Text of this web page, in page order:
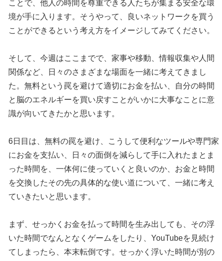
ことで、他人の時間を尊重できる人たちが集まる安全な環
境が手に入ります。そうやって、良いネットワークを買う
ことができるという考え方をイメージしてみてください。
そして、今週はここまでで、家事や移動、情報収集や人間
関係など、日々のさまざまな場面を一緒に考えてきまし
た。無料という罠を避けて適切にお金を払い、自分の時間
と脳のエネルギーを買い戻すことがいかに大事なことに意
識が向いてきたかと思います。
6日目は、無料の罠を避け、こうして便利なツールや専門家
にお金を支払い、日々の面倒を減らして手に入れたまとま
った時間を、一体何に使っていくと良いのか、お金と時間
を交換したその先の具体的な使い道について、一緒に考え
ていきたいと思います。
まず、せっかくお金を払って時間を生み出しても、その浮
いた時間でなんとなくゲームをしたり、YouTubeを見続け
てしまったら、本末転倒です。せっかく浮いた時間が別の